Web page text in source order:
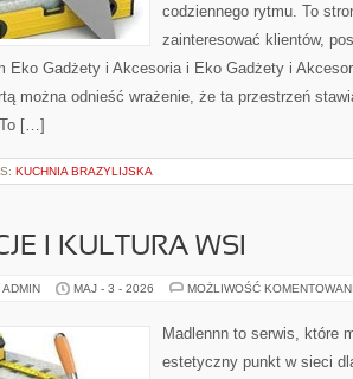
codziennego rytmu. To
zainteresować klientów,
Eko Gadżety i Akcesoria i Eko Gadżety i
można odnieść wrażenie, że ta przestrzeń
[…]
KUCHNIA BRAZYLIJSKA
I KULTURA WSI
MAJ - 3 - 2026 MOŻLIWOŚĆ
Madlennn to serwis, które
estetyczny punkt w sieci